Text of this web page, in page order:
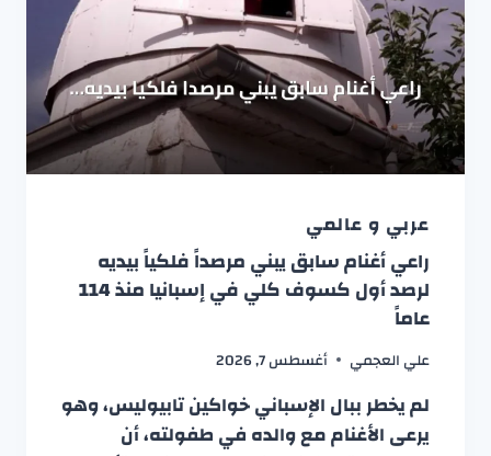
عربي و عالمي
راعي أغنام سابق يبني مرصداً فلكياً بيديه
لرصد أول كسوف كلي في إسبانيا منذ 114
عاماً
علي العجمي أغسطس 7, 2026
لم يخطر ببال الإسباني خواكين تابيوليس، وهو
يرعى الأغنام مع والده في طفولته، أن